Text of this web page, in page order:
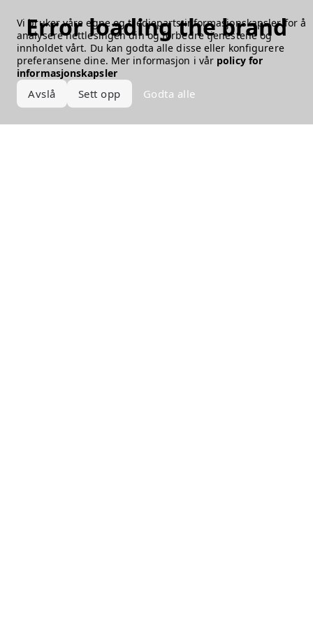
Vi bruker våre egne og tredjeparts informasjonskapsler for å
analysere nettlesingen din og forbedre tjenestene og
innholdet vårt. Du kan godta alle disse eller konfigurere
preferansene dine. Mer informasjon i vår policy for
informasjonskapsler
Avslå Sett opp Godta alle
Error loading the brand